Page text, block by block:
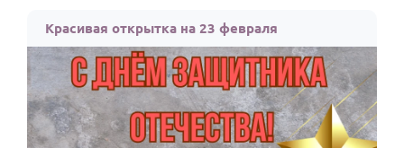
Красивая открытка на 23 февраля